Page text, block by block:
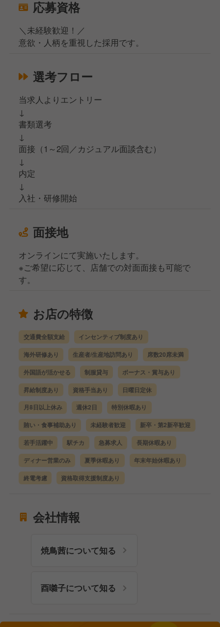
応募資格
＼未経験歓迎！／
意欲・人柄を重視した採用です。
選考フロー
当求人よりエントリー
↓
書類選考
↓
面接（1～2回／カジュアル面談含む）
↓
内定
↓
入社・研修開始
面接地
オンラインにて実施いたします。
※ご希望に応じて、店舗での対面面接も可能で
す。
お店の特徴
交通費全額支給 インセンティブ制度あり
海外研修あり 生産者/生産地訪問あり 席数20席未満
外国語が活かせる 制服貸与 ボーナス・賞与あり
昇給制度あり 資格手当あり 日曜日定休
月8日以上休み 週休2日 特別休暇あり
賄い・食事補助あり 未経験者歓迎 新卒・第2新卒歓迎
若手活躍中 駅チカ 急募求人 長期休暇あり
ディナー営業のみ 夏季休暇あり 年末年始休暇あり
終電考慮 資格取得支援制度あり
会社情報
焼鳥茜について知る
酉囃子について知る